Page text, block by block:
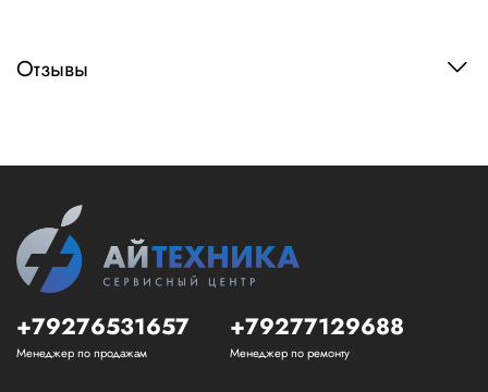
Отзывы
+79276531657
Менеджер по продажам
+79277129688
Менеджер по ремонту